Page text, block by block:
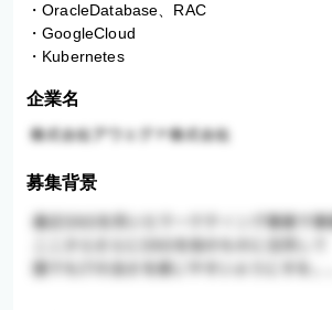
・OracleDatabase、RAC
・GoogleCloud
・Kubernetes
企業名
募集背景